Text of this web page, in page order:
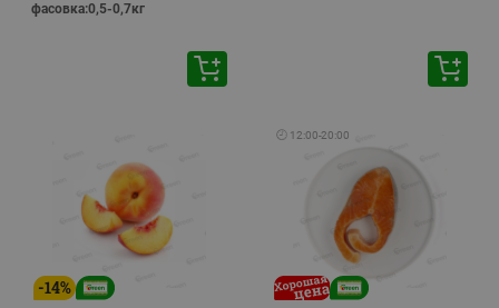
фасовка:0,5-0,7кг
-14%
🕘 12:00-20:00